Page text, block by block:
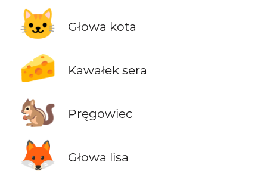
🐱 Głowa kota
🧀 Kawałek sera
🐿️ Pręgowiec
🦊 Głowa lisa